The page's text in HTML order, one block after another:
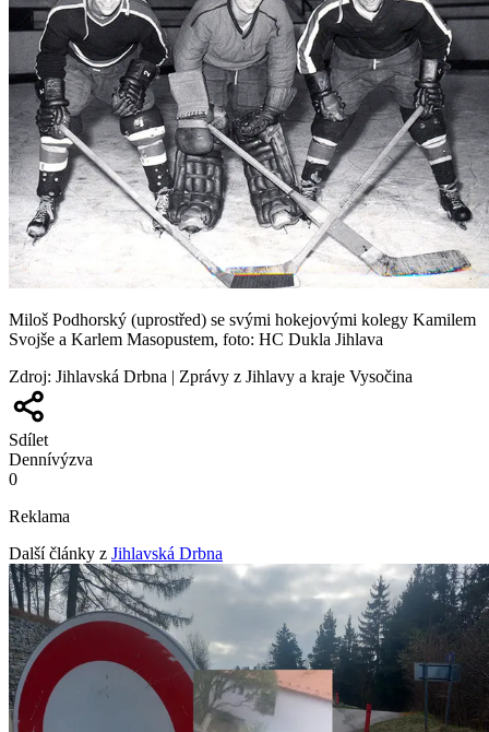
Miloš Podhorský (uprostřed) se svými hokejovými kolegy Kamilem
Svojše a Karlem Masopustem, foto: HC Dukla Jihlava
Zdroj: Jihlavská Drbna | Zprávy z Jihlavy a kraje Vysočina
Sdílet
Dennívýzva
0
Reklama
Další články z Jihlavská Drbna